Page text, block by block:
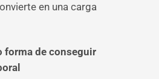
en una carga
forma de conseguir